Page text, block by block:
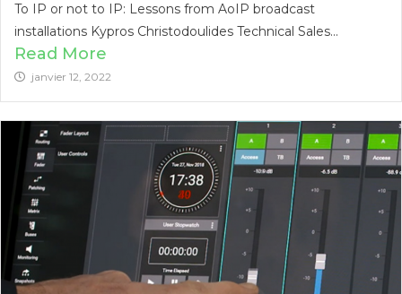
To IP or not to IP: Lessons from AoIP broadcast
installations Kypros Christodoulides Technical Sales...
Read More
janvier 12, 2022